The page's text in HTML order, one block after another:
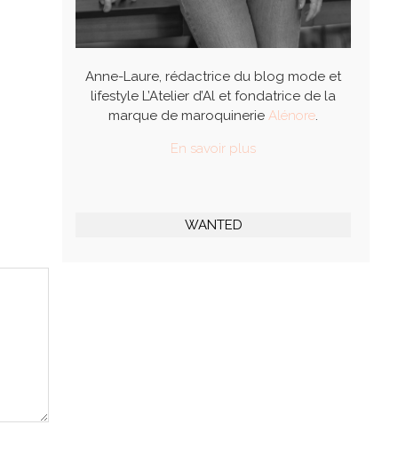
Anne-Laure, rédactrice du blog mode et
lifestyle L’Atelier d’Al et fondatrice de la
marque de maroquinerieAlénore.
En savoir plus
WANTED